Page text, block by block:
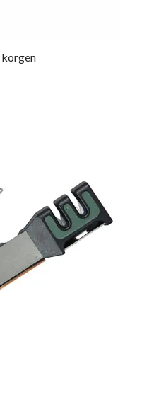
korgen